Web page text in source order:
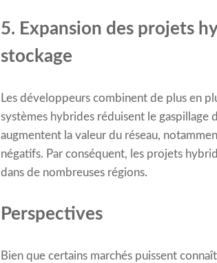
5. Expansion des projets
stockage
Les développeurs combinent de plus en
systèmes hybrides réduisent le
augmentent la valeur du réseau,
négatifs. Par conséquent, les projets
dans de nombreuses régions.
Perspectives
Bien que certains marchés puissent